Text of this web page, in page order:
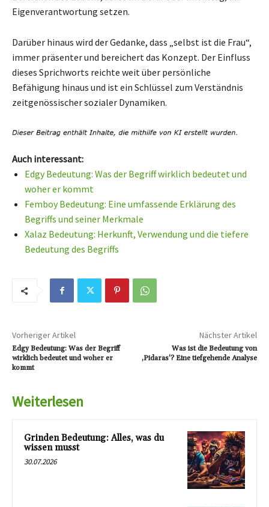
Eigenverantwortung setzen.
Darüber hinaus wird der Gedanke, dass „selbst ist die Frau“,
immer präsenter und bereichert das Konzept. Der Einfluss
dieses Sprichworts reichte weit über persönliche
Befähigung hinaus und ist ein Schlüssel zum Verständnis
zeitgenössischer sozialer Dynamiken.
Auch interessant:
Edgy Bedeutung: Was der Begriff wirklich bedeutet und
woher er kommt
Femboy Bedeutung: Eine umfassende Erklärung des
Begriffs und seiner Merkmale
Xalaz Bedeutung: Herkunft, Verwendung und die tiefere
Bedeutung des Begriffs
Vorheriger Artikel
Edgy Bedeutung: Was der Begriff
wirklich bedeutet und woher er
kommt
Nächster Artikel
Was ist die Bedeutung von
‚Pidaras‘? Eine tiefgehende Analyse
Weiterlesen
Grinden Bedeutung: Alles, was du
wissen musst
30.07.2026